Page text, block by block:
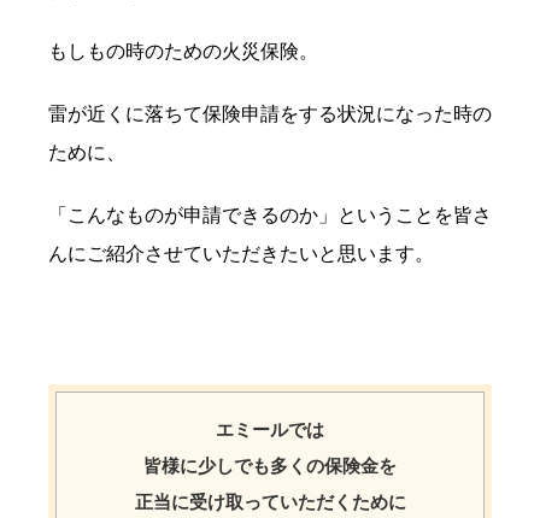
もしもの時のための火災保険。
雷が近くに落ちて保険申請をする状況になった時の
ために、
「こんなものが申請できるのか」ということを皆さ
んにご紹介させていただきたいと思います。
エミールでは
皆様に少しでも多くの保険金を
正当に受け取っていただくために